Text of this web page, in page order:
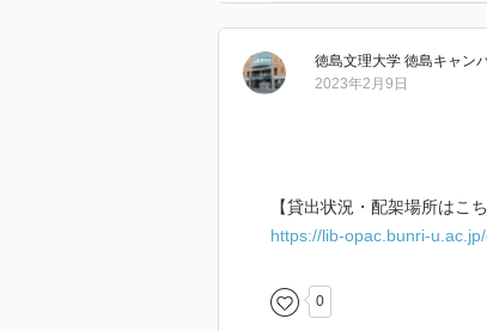
徳島文理大学 徳島キャン
2023年2月9日
【貸出状況・配架場所はこ
https://lib-opac.bunri-
0